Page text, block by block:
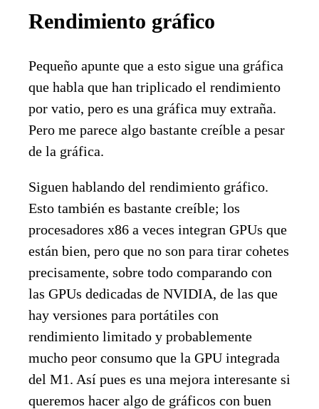
Rendimiento gráfico
Pequeño apunte que a esto sigue una gráfica
que habla que han triplicado el rendimiento
por vatio, pero es una gráfica muy extraña.
Pero me parece algo bastante creíble a pesar
de la gráfica.
Siguen hablando del rendimiento gráfico.
Esto también es bastante creíble; los
procesadores x86 a veces integran GPUs que
están bien, pero que no son para tirar cohetes
precisamente, sobre todo comparando con
las GPUs dedicadas de NVIDIA, de las que
hay versiones para portátiles con
rendimiento limitado y probablemente
mucho peor consumo que la GPU integrada
del M1. Así pues es una mejora interesante si
queremos hacer algo de gráficos con buen